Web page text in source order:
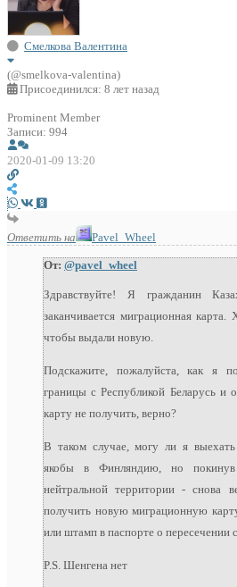
Смелкова Валентина
(@smelkova-valentina)
Присоединился: 8 лет назад
Prominent Member
Записи: 994
2020-01-09 13:20
Ответить на Pavel_Wheel
От: @pavel_wheel
Здравствуйте! Я гражданин
заканчивается миграционная карта.
чтобы выдали новую.
Подскажите, пожалуйста, как я
границы с Республикой Беларусь и
карту не получить, верно?
В таком случае, могу ли я
якобы в Финляндию, но
нейтральной территории - снова
получить новую миграционную
или штамп в паспорте о пересечении
P.S. Шенгена нет